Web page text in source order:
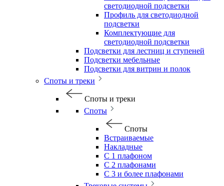
светодиодной подсветки
Профиль для светодиодной
подсветки
Комплектующие для
светодиодной подсветки
Подсветки для лестниц и ступеней
Подсветки мебельные
Подсветки для витрин и полок
Споты и треки
Споты и треки
Споты
Споты
Встраиваемые
Накладные
С 1 плафоном
С 2 плафонами
С 3 и более плафонами